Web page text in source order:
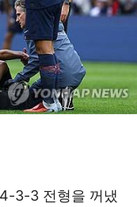
3-3 전형을 꺼냈